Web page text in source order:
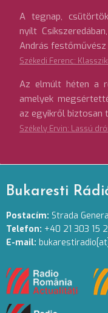
A tegnap,
nyílt
András
Székedi Ferenc:
Az elmúlt héten a
amelyek
az egyikről biztosan
Székely Ervin: Lassú
Bukaresti
Postacím: Strada
Telefon: +40 21 303 15
E-mail: